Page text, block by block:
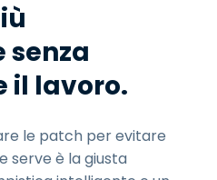
il lavoro.
le patch per evitare
serve è la giusta